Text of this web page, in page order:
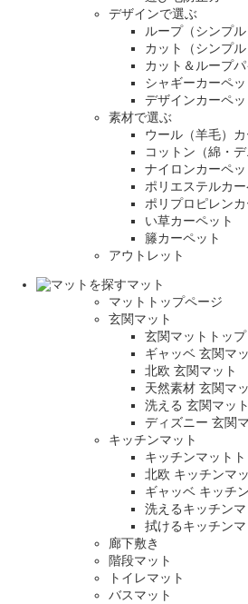
デザインで選ぶ
ループ（シンプ
カット（シンプ
カット＆ループ
シャギーカーペッ
デザインカーペッ
素材で選ぶ
ウール（羊毛）カ
コットン（綿・
ナイロンカーペッ
ポリエステルカー
ポリプロピレンカ
い草カーペット
籐カーペット
アウトレット
マット
マットトップページ
玄関マット
玄関マットトップ
ギャッベ 玄関マ
北欧 玄関マット
天然素材 玄関マ
洗える 玄関マット
ディズニー 玄関
キッチンマット
キッチンマット
北欧 キッチンマ
ギャッベ キッチ
洗えるキッチンマ
拭けるキッチンマ
廊下敷き
階段マット
トイレマット
バスマット